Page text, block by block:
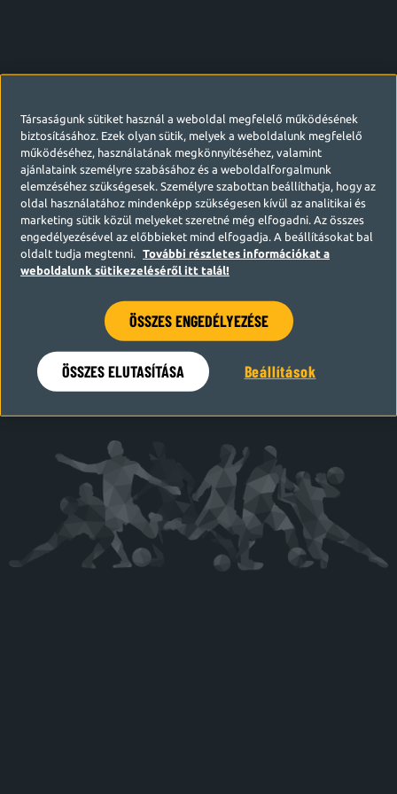
Hamarosan visszatérünk
Társaságunk sütiket használ a weboldal megfelelő működésének
biztosításához. Ezek olyan sütik, melyek a weboldalunk megfelelő
működéséhez, használatának megkönnyítéséhez, valamint
ajánlataink személyre szabásához és a weboldalforgalmunk
elemzéséhez szükségesek. Személyre szabottan beállíthatja, hogy az
oldal használatához mindenképp szükségesen kívül az analitikai és
marketing sütik közül melyeket szeretné még elfogadni. Az összes
engedélyezésével az előbbieket mind elfogadja. A beállításokat bal
oldalt tudja megtenni.
További részletes információkat a
weboldalunk sütikezeléséről itt talál!
ÖSSZES ENGEDÉLYEZÉSE
ÖSSZES ELUTASÍTÁSA Beállítások